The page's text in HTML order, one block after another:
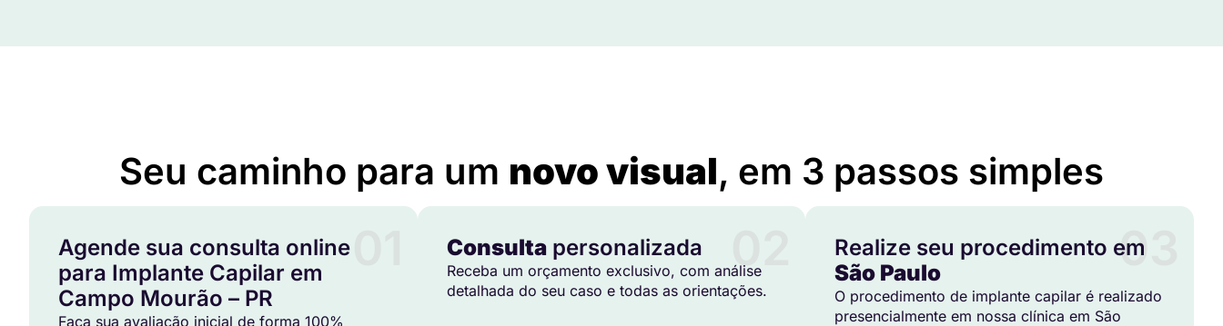
Seu caminho para um novo visual, em 3 passos simples
Agende sua consulta online
para Implante Capilar em
Campo Mourão – PR
Faça sua avaliação inicial de forma 100%
02
Consultapersonalizada
Receba um orçamento exclusivo, com análise
detalhada do seu caso e todas as orientações.
03
Realize seu procedimento em
São Paulo
O procedimento de implante capilar é realizado
presencialmente em nossa clínica em São